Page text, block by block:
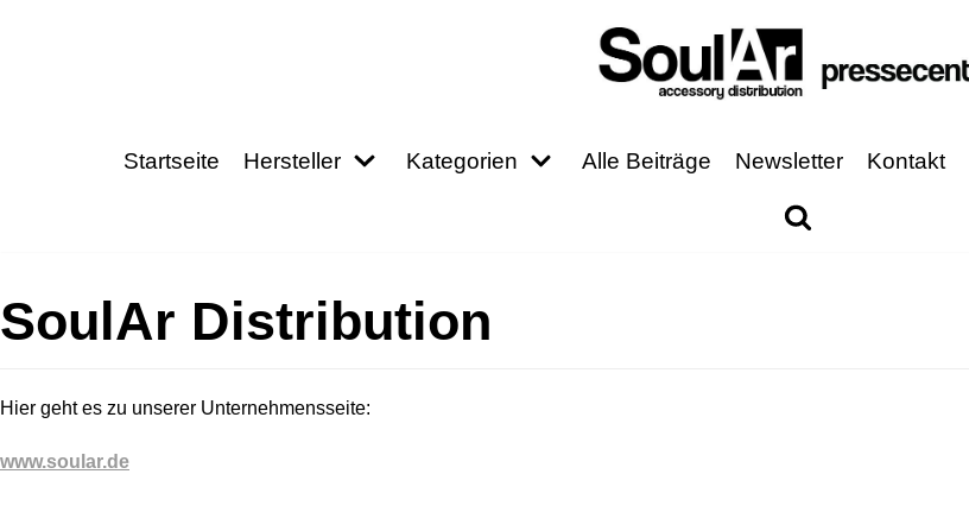
Startseite Hersteller Kategorien Alle Beiträge Newsletter Kontakt
SoulAr Distribution
Hier geht es zu unserer Unternehmensseite:
www.soular.de